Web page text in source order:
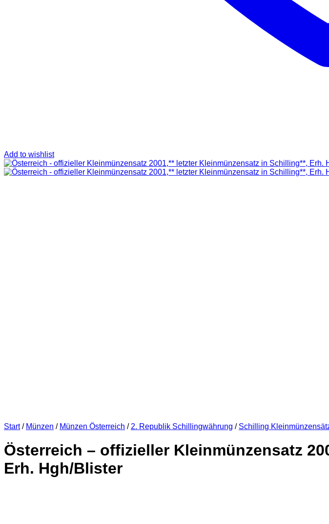
Add to wishlist
Start / Münzen / Münzen Österreich / 2. Republik Schillingwährung / Schilling
Österreich – offizieller Kleinmünzensatz
Erh. Hgh/Blister